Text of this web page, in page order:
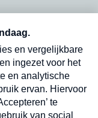
in
Verzend